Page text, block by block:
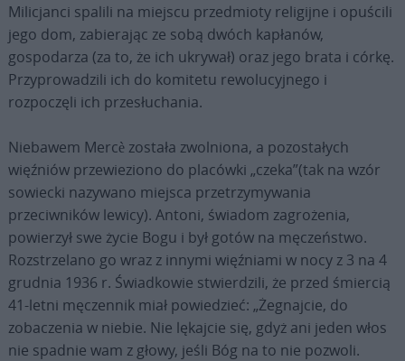
Milicjanci spalili na miejscu przedmioty religijne i opuścili
jego dom, zabierając ze sobą dwóch kapłanów,
gospodarza (za to, że ich ukrywał) oraz jego brata i córkę.
Przyprowadzili ich do komitetu rewolucyjnego i
rozpoczęli ich przesłuchania.
Niebawem Mercè została zwolniona, a pozostałych
więźniów przewieziono do placówki „czeka”(tak na wzór
sowiecki nazywano miejsca przetrzymywania
przeciwników lewicy). Antoni, świadom zagrożenia,
powierzył swe życie Bogu i był gotów na męczeństwo.
Rozstrzelano go wraz z innymi więźniami w nocy z 3 na 4
grudnia 1936 r. Świadkowie stwierdzili, że przed śmiercią
41-letni męczennik miał powiedzieć: „Żegnajcie, do
zobaczenia w niebie. Nie lękajcie się, gdyż ani jeden włos
nie spadnie wam z głowy, jeśli Bóg na to nie pozwoli.